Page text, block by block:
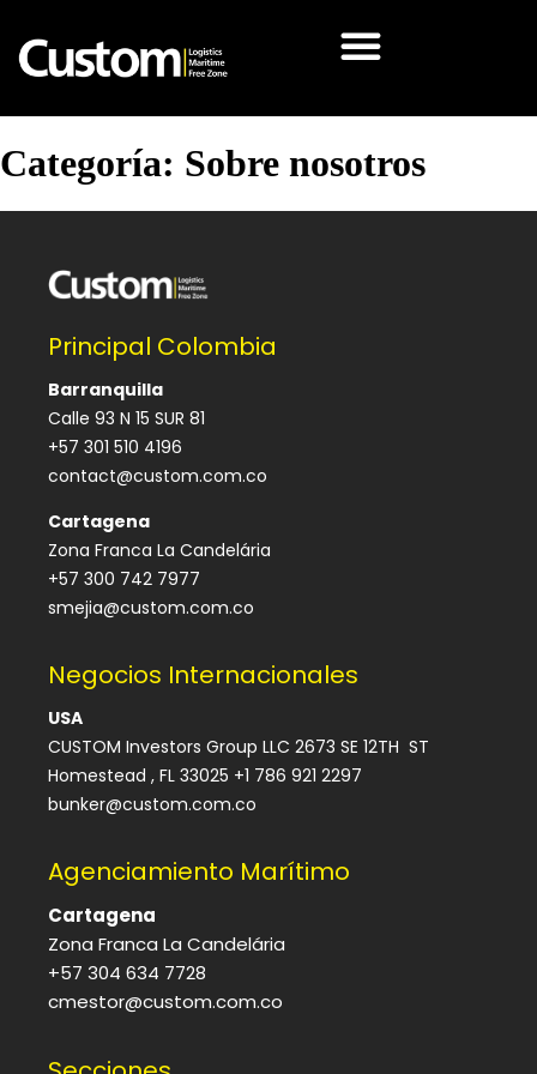
Categoría: Sobre nosotros
Principal Colombia
Barranquilla
Calle 93 N 15 SUR 81
+57 301 510 4196
contact@custom.com.co
Cartagena
Zona Franca La Candelária
+57 300 742 7977
smejia@custom.com.co
Negocios Internacionales
USA
CUSTOM Investors Group LLC 2673 SE 12TH ST
Homestead , FL 33025 +1 786 921 2297
bunker@custom.com.co
Agenciamiento Marítimo
Cartagena
Zona Franca La Candelária
+57 304 634 7728
cmestor@custom.com.co